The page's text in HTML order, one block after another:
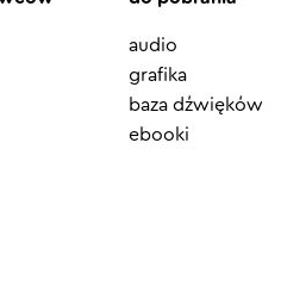
audio
grafika
baza dźwięków
ebooki